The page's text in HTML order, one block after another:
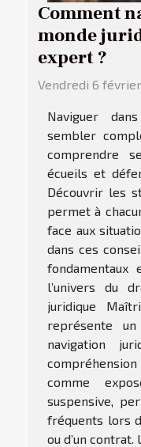
Comment
monde
expert ?
Vendredi 6
Naviguer
sembler
comprendre
écueils et
Découvrir les
permet à
face aux
dans ces
fondamentaux
l’univers du
juridique
représente
navigation
comme
suspensive,
fréquents lors
ou d’un contrat.